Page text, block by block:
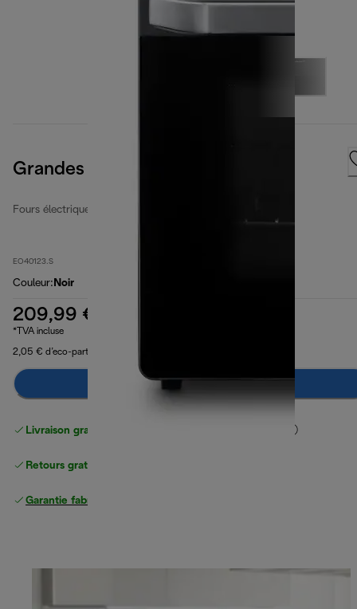
Grandes cavités de 40 litres
Fours électriques à grandes cavités
EO40123.S
Couleur: Noir
209,99 €
*TVA incluse
2,05 € d’eco-part
Ajouter au panier
Livraison gratuite standard
Retours gratuits
Garantie fabricant complète